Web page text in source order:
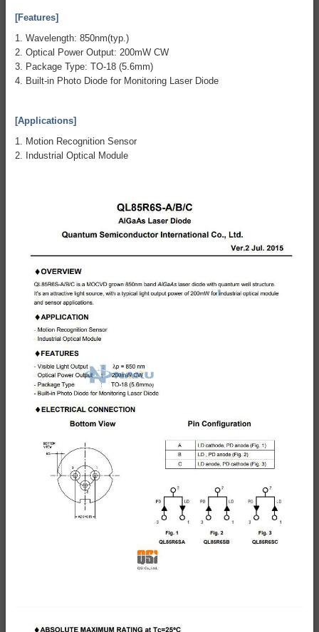
[Features]
1. Wavelength: 850nm(typ.)
2. Optical Power Output: 200mW CW
3. Package Type: TO-18 (5.6mm)
4. Built-in Photo Diode for Monitoring Laser Diode
[Applications]
1. Motion Recognition Sensor
2. Industrial Optical Module